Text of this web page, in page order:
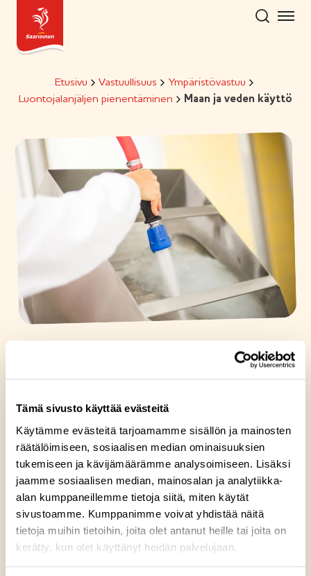
Tämä sivusto käyttää evästeitä
Käytämme evästeitä tarjoamamme sisällön ja mainosten
räätälöimiseen, sosiaalisen median ominaisuuksien
tukemiseen ja kävijämäärämme analysoimiseen. Lisäksi
jaamme sosiaalisen median, mainosalan ja analytiikka-
alan kumppaneillemme tietoja siitä, miten käytät
sivustoamme. Kumppanimme voivat yhdistää näitä
tietoja muihin tietoihin, joita olet antanut heille tai joita on
kerätty, kun olet käyttänyt heidän palvelujaan.
Hyppää
sisältöön
Etusivu Vastuullisuus
Ympäristövastuu
Luontojalanjäljen pienentäminen
Maan ja veden käyttö
Suomessa olemme moniin muihin valtioihin verrattuna
tarvitse hyödyntää luonnon kannalta herkimpiä alueita. ​
Suurimmat maankäytöstä johtuvat ympäristövaikutukset
syntyvät arvoketjussamme: raaka-aineiden ja
pakkaustarvikkeiden tuotannossa. ​
Vaikka Suomessa on runsaat vesivarat, meidän on
pidettävä niistä huolta. Pyrimme jatkuvasti vähentämään